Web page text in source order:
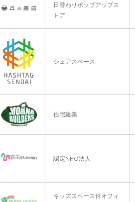
日替わりポップアップス
トア
シェアスペース
住宅建築
認定NPO法人
キッズスペース付オフィ